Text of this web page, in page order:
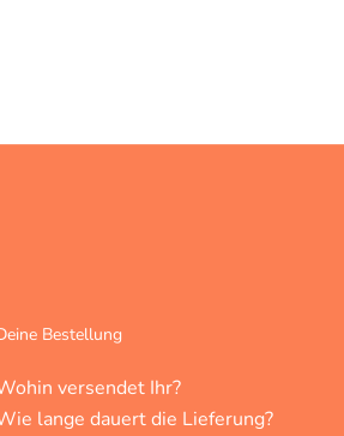
Bestellung
versendet Ihr?
lange dauert die Lieferung?